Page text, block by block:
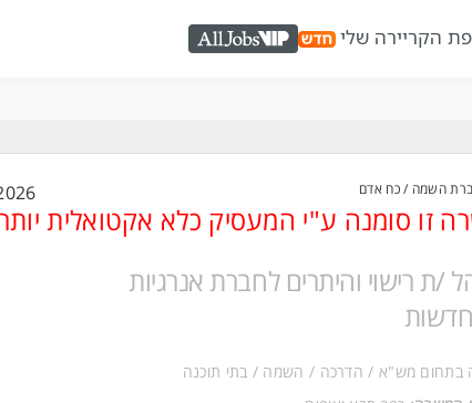
הקריירה שלי AllJobs VIP
השמה / כח אדם
זו סומנה ע"י המעסיק כלא אקטואלית
/ת רישוי והיתרים לחברת אנרגיות
בתחום מש"א / הדרכה / השמה / בתי תוכנה